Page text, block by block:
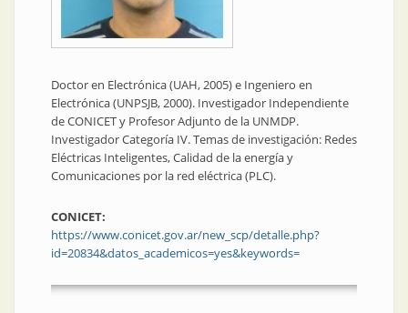
Doctor en Electrónica (UAH, 2005) e Ingeniero en
Electrónica (UNPSJB, 2000). Investigador Independiente
de CONICET y Profesor Adjunto de la UNMDP.
Investigador Categoría IV. Temas de investigación: Redes
Eléctricas Inteligentes, Calidad de la energía y
Comunicaciones por la red eléctrica (PLC).
CONICET:
https://www.conicet.gov.ar/new_scp/detalle.php?
id=20834&datos_academicos=yes&keywords=